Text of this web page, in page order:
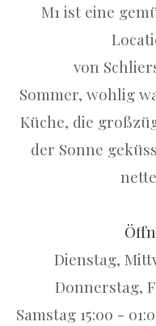
M1 ist eine
von
Sommer, wohlig
Küche, die
der Sonne
Dienstag,
Donnerstag,
Samstag 15:00 -